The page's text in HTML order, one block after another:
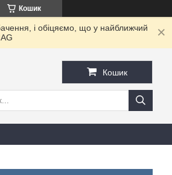
Кошик
і обіцяємо, що у найближчий
Кошик